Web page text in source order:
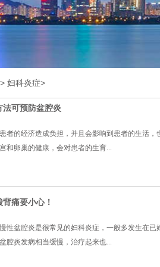
> 妇科炎症>
可预防盆腔炎
者的经济造成负担，并且会影响到患者的生活
和卵巢的健康，会对患者的生育...
痛要小心！
性盆腔炎是很常见的妇科炎症，一般多发生在
腔炎发病相当缓慢，治疗起来也...